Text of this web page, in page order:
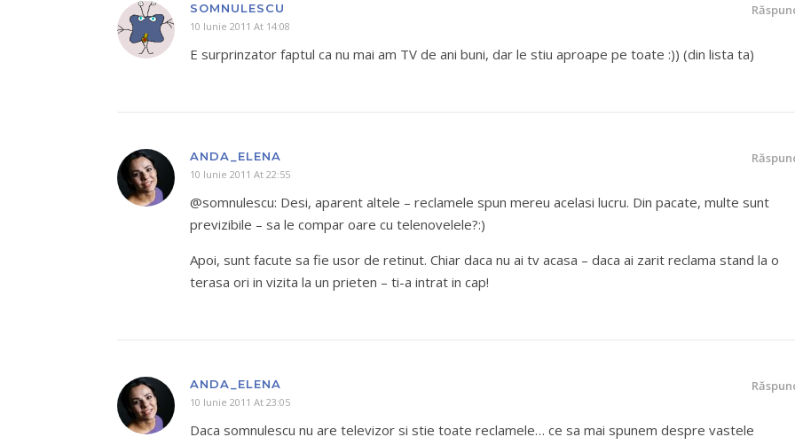
SOMNULESCU
10 Iunie 2011 At 14:08
E surprinzator faptul ca nu mai am TV de ani buni, dar le stiu aproape pe toate :)) (din lista ta)
ANDA_ELENA
10 Iunie 2011 At 22:55
@somnulescu: Desi, aparent altele – reclamele spun mereu acelasi lucru. Din pacate, multe sunt
previzibile – sa le compar oare cu telenovelele?:)
Apoi, sunt facute sa fie usor de retinut. Chiar daca nu ai tv acasa – daca ai zarit reclama stand la o
terasa ori in vizita la un prieten – ti-a intrat in cap!
ANDA_ELENA
10 Iunie 2011 At 23:05
Daca somnulescu nu are televizor si stie toate reclamele… ce sa mai spunem despre vastele